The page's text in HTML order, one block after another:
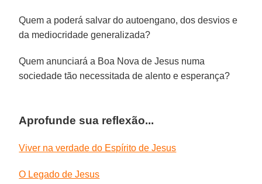
Quem a poderá salvar do autoengano, dos desvios e
da mediocridade generalizada?
Quem anunciará a Boa Nova de Jesus numa
sociedade tão necessitada de alento e esperança?
Aprofunde sua reflexão...
Viver na verdade do Espírito de Jesus
O Legado de Jesus